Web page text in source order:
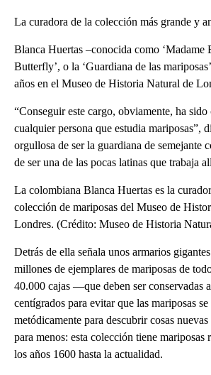
La curadora de la colección más grande y
Blanca Huertas –conocida como ‘Madame
Butterfly’, o la ‘Guardiana de las
años en el Museo de Historia Natural de
“Conseguir este cargo, obviamente, ha sido
cualquier persona que estudia mariposas”,
orgullosa de ser la guardiana de semejante
de ser una de las pocas latinas que trabaja
La colombiana Blanca Huertas es la
colección de mariposas del Museo de
Londres. (Crédito: Museo de Historia
Detrás de ella señala unos armarios
millones de ejemplares de mariposas de
40.000 cajas —que deben ser conservadas
centígrados para evitar que las mariposas
metódicamente para descubrir cosas
para menos: esta colección tiene mariposas
los años 1600 hasta la actualidad.